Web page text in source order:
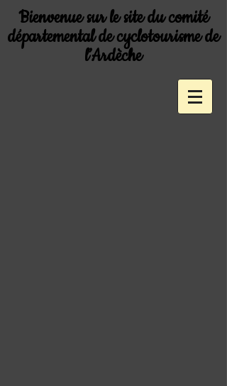
Bienvenue sur le site du comité
départemental de cyclotourisme de
l’Ardèche